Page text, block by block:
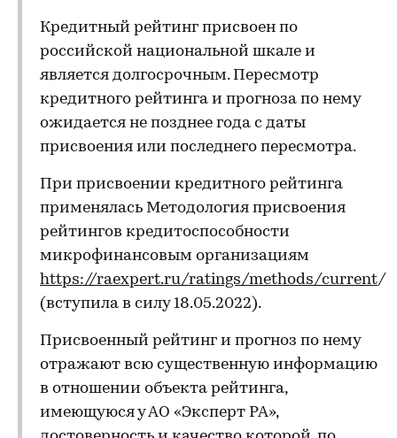
Кредитный рейтинг присвоен по
российской национальной шкале и
является долгосрочным. Пересмотр
кредитного рейтинга и прогноза по нему
ожидается не позднее года с даты
присвоения или последнего пересмотра.
При присвоении кредитного рейтинга
применялась Методология присвоения
рейтингов кредитоспособности
микрофинансовым организациям
https://raexpert.ru/ratings/methods/current/
(вступила в силу 18.05.2022).
Присвоенный рейтинг и прогноз по нему
отражают всю существенную информацию
в отношении объекта рейтинга,
имеющуюся у АО «Эксперт РА»,